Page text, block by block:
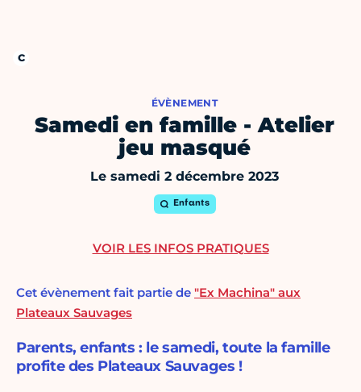
ÉVÈNEMENT
Samedi en famille - Atelier
jeu masqué
Le samedi 2 décembre 2023
Enfants
Cet évènement fait partie de "Ex Machina" aux
Plateaux Sauvages
Parents, enfants : le samedi, toute la famille
profite des Plateaux Sauvages !
VOIR LES INFOS PRATIQUES